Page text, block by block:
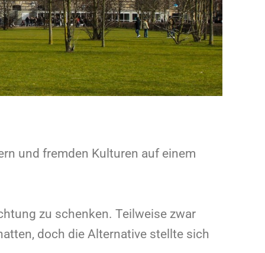
und fremden Kulturen auf einem
zu schenken. Teilweise zwar
doch die Alternative stellte sich